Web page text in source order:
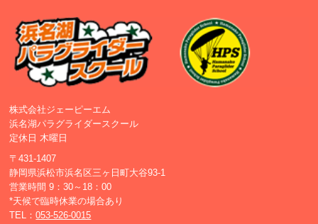
株式会社ジェーピーエム
浜名湖パラグライダースクール
定休日 木曜日
〒431-1407
静岡県浜松市浜名区三ヶ日町大谷93-1
営業時間 9：30～18：00
*天候で臨時休業の場合あり
TEL：053-526-0015